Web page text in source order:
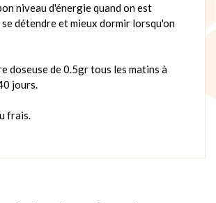
niveau d'énergie quand on est
se détendre et mieux dormir lorsqu'on
doseuse de 0.5gr tous les matins à
jours.
frais.